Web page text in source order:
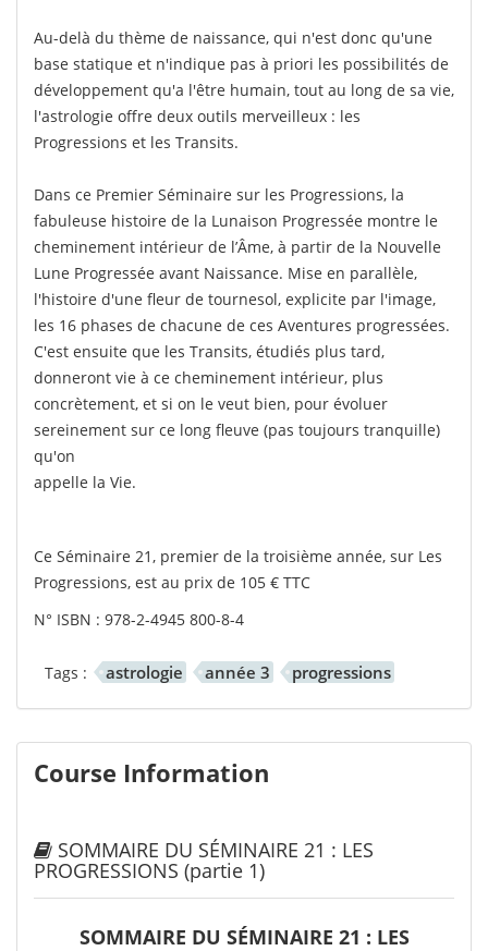
Au-delà du thème de naissance, qui n'est donc qu'une
base statique et n'indique pas à priori les possibilités de
développement qu'a l'être humain, tout au long de sa vie,
l'astrologie offre deux outils merveilleux : les
Progressions et les Transits.
Dans ce Premier Séminaire sur les Progressions, la
fabuleuse histoire de la Lunaison Progressée montre le
cheminement intérieur de l’Âme, à partir de la Nouvelle
Lune Progressée avant Naissance. Mise en parallèle,
l'histoire d'une fleur de tournesol, explicite par l'image,
les 16 phases de chacune de ces Aventures progressées.
C'est ensuite que les Transits, étudiés plus tard,
donneront vie à ce cheminement intérieur, plus
concrètement, et si on le veut bien, pour évoluer
sereinement sur ce long fleuve (pas toujours tranquille)
qu'on
appelle la Vie.
Ce Séminaire 21, premier de la troisième année, sur Les
Progressions, est au prix de 105 € TTC
N° ISBN : 978-2-4945 800-8-4
Tags : astrologie année 3 progressions
Course Information
SOMMAIRE DU SÉMINAIRE 21 : LES
PROGRESSIONS (partie 1)
SOMMAIRE DU SÉMINAIRE 21 : LES